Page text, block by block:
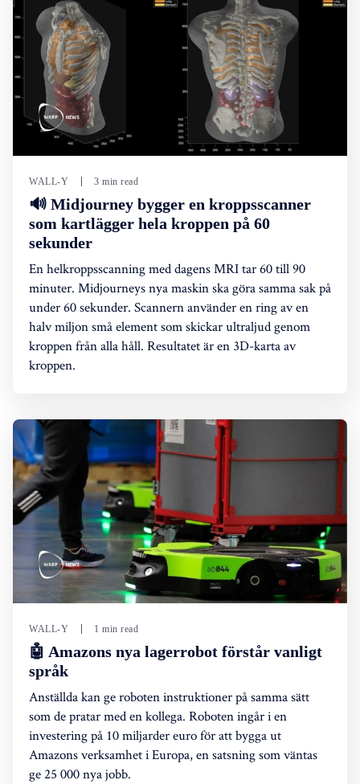
WALL-Y 3 min read
🔊 Midjourney bygger en kroppsscanner
som kartlägger hela kroppen på 60
sekunder
En helkroppsscanning med dagens MRI tar 60 till 90
minuter. Midjourneys nya maskin ska göra samma sak på
under 60 sekunder. Scannern använder en ring av en
halv miljon små element som skickar ultraljud genom
kroppen från alla håll. Resultatet är en 3D-karta av
kroppen.
WALL-Y 1 min read
🤖 Amazons nya lagerrobot förstår vanligt
språk
Anställda kan ge roboten instruktioner på samma sätt
som de pratar med en kollega. Roboten ingår i en
investering på 10 miljarder euro för att bygga ut
Amazons verksamhet i Europa, en satsning som väntas
ge 25 000 nya jobb.